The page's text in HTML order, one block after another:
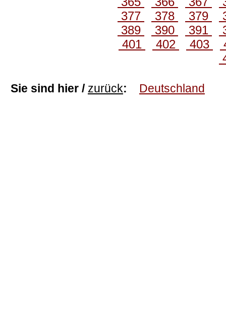
377
378 379
389
390 391
401
402 403
Sie sind hier / zurück: Deutschland